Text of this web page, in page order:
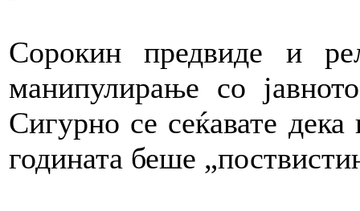
Сорокин предвиде и
манипулирање со
Сигурно се сеќавате
годината беше